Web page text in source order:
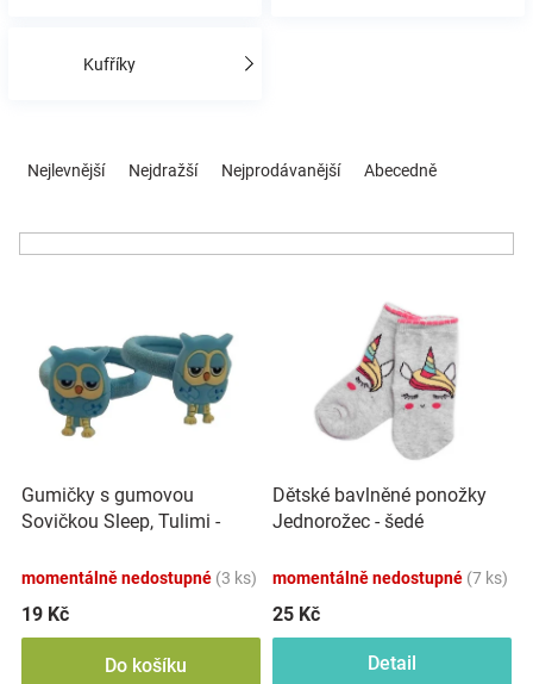
Značky
Blog
Přihlášení
Kufříky
ů
Nejlevnější Nejdražší Nejprodávanější Abecedně
o
d
u
t
ů
Gumičky s gumovou
Sovičkou Sleep, Tulimi -
momentálně nedostupné (3 ks)
19 Kč
Do košíku
Dětské bavlněné ponožky
Jednorožec - šedé
momentálně nedostupné (7 ks)
25 Kč
Detail